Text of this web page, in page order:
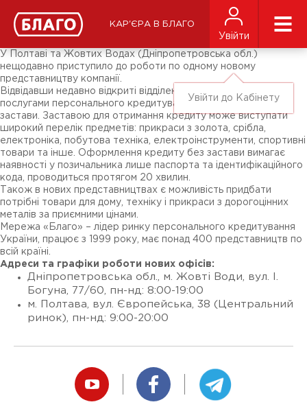
КАР'ЄРА В БЛАГО
Увійти
Увійти до Кабінету
ЗМІ про нас
Підписники соц-мереж
Ярмарки
У Полтаві та Жовтих Водах (Дніпропетровська обл.)
нещодавно приступило до роботи по одному новому
представництву компанії.
Відвідавши недавно відкриті відділення, можна скористатися
послугами персонального кредитування під заставу і без
застави. Заставою для отримання кредиту може виступати
широкий перелік предметів: прикраси з золота, срібла,
електроніка, побутова техніка, електроінструменти, спортивні
товари та інше. Оформлення кредиту без застави вимагає
наявності у позичальника лише паспорта та ідентифікаційного
кода, проводиться протягом 20 хвилин.
Також в нових представництвах є можливість придбати
потрібні товари для дому, техніку і прикраси з дорогоцінних
металів за приємними цінами.
Мережа «Благо» – лідер ринку персонального кредитування
України, працює з 1999 року, має понад 400 представництв по
всій країні.
Адреси та графіки роботи нових офісів:
Дніпропетровська обл., м. Жовті Води, вул. І.
Богуна, 77/60, пн-нд: 8:00-19:00
м. Полтава, вул. Європейська, 38 (Центральний
ринок), пн-нд: 9:00-20:00